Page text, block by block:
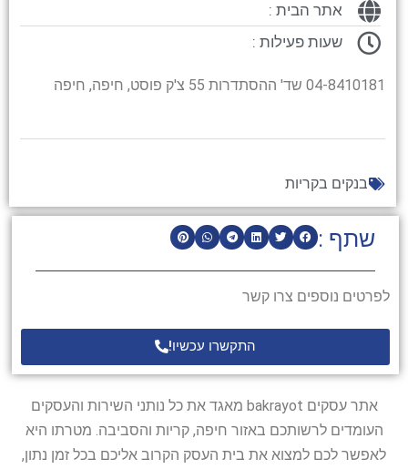
שתף :
לפרטים נוספים צרו קשר
התקשרו עכשיו!
אתר הבית :
שעות פעילות :
04-8410181 שד' ההסתדרות 55 צ'ק פוסט, חיפה, חיפה
בנקים בקריות
אתר עסקים bakrayot מאגד את כל נותני השירות והעסקים
העומדים לרשותכם באזור חיפה, קריות והסביבה. מטרתו היא
לאפשר לכם למצוא את בית העסק הקרוב אליכם בכל זמן נתון,